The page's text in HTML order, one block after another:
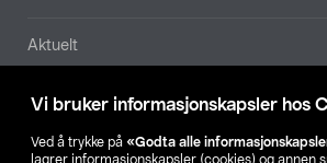
Vi bruker informasjonskapsler hos
Ved å trykke på «Godta alle
lagrer informasjonskapsler (cookies) og annen
Aktuelt
Våre selskaper
Finn din butikk